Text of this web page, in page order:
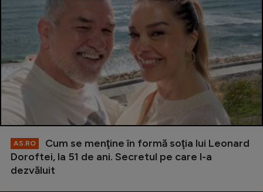
AS.RO
Cum se menţine în formă soţia lui Leonard
Doroftei, la 51 de ani. Secretul pe care l-a
dezvăluit